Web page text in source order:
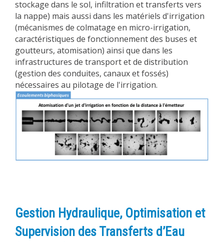
stockage dans le sol, infiltration et transferts vers
la nappe) mais aussi dans les matériels d'irrigation
(mécanismes de colmatage en micro-irrigation,
caractéristiques de fonctionnement des buses et
goutteurs, atomisation) ainsi que dans les
infrastructures de transport et de distribution
(gestion des conduites, canaux et fossés)
nécessaires au pilotage de l'irrigation.
Gestion Hydraulique, Optimisation et
Supervision des Transferts d’Eau